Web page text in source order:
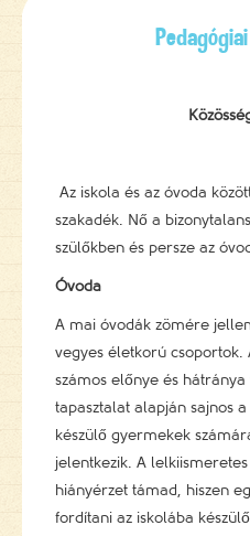
Az iskola és az óvoda
szakadék. Nő a
szülőkben és persze az
Óvoda
A mai óvodák zömére
vegyes életkorú csoportok.
számos előnye és
tapasztalat alapján sajnos
készülő gyermekek
jelentkezik. A
hiányérzet támad, hiszen
fordítani az iskolába